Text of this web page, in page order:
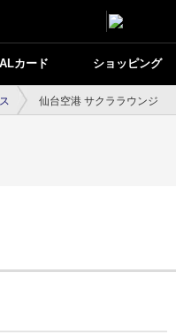
カード ショッピング
仙台空港 サクララウンジ